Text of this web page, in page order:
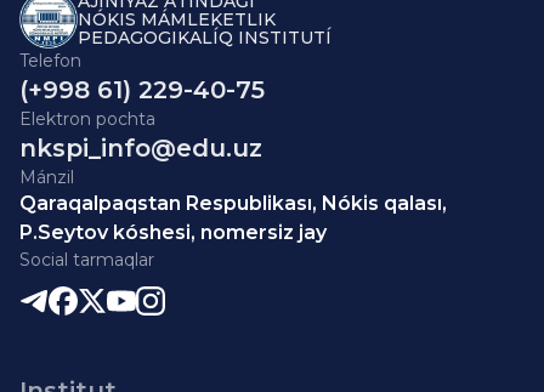
NÓKIS MÁMLEKETLIK
PEDAGOGIKALÍQ INSTITUTÍ
Telefon
(+998 61) 229-40-75
Elektron pochta
nkspi_info@edu.uz
Mánzil
Qaraqalpaqstan Respublikası, Nókis qalası,
P.Seytov kóshesi, nomersiz jay
Social tarmaqlar